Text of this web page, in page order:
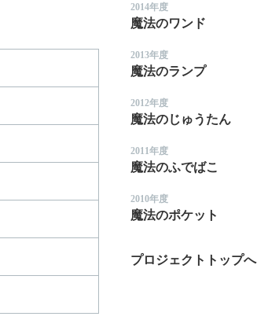
2014年度
魔法のワンド
2013年度
魔法のランプ
2012年度
魔法のじゅうたん
2011年度
魔法のふでばこ
2010年度
魔法のポケット
プロジェクトトップへ